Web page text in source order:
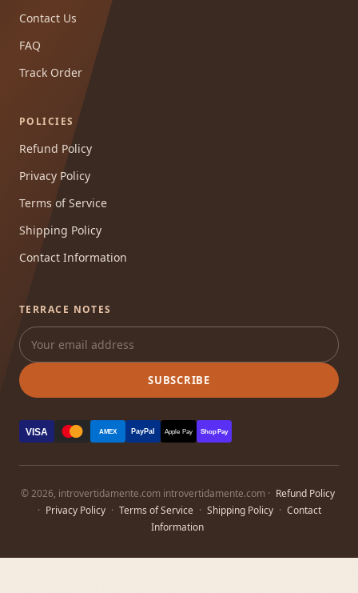
Contact Us
FAQ
Track Order
POLICIES
Refund Policy
Privacy Policy
Terms of Service
Shipping Policy
Contact Information
TERRACE NOTES
SUBSCRIBE
VISA AMEX PayPal Apple Pay Shop Pay
© 2026, introvertidamente.com introvertidamente.com · Refund Policy
· Privacy Policy · Terms of Service · Shipping Policy · Contact
Information